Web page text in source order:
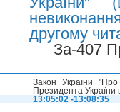
другому
За-407
Закон України
Президента України
13:05:02 -13:08:35